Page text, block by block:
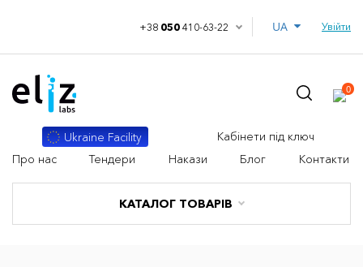
+38 050410-63-22 Увійти
КАТАЛОГ ТОВАРІВ
Ukraine Facility
Кабінети під ключ
Про нас
Тендери Накази Блог Контакти
0